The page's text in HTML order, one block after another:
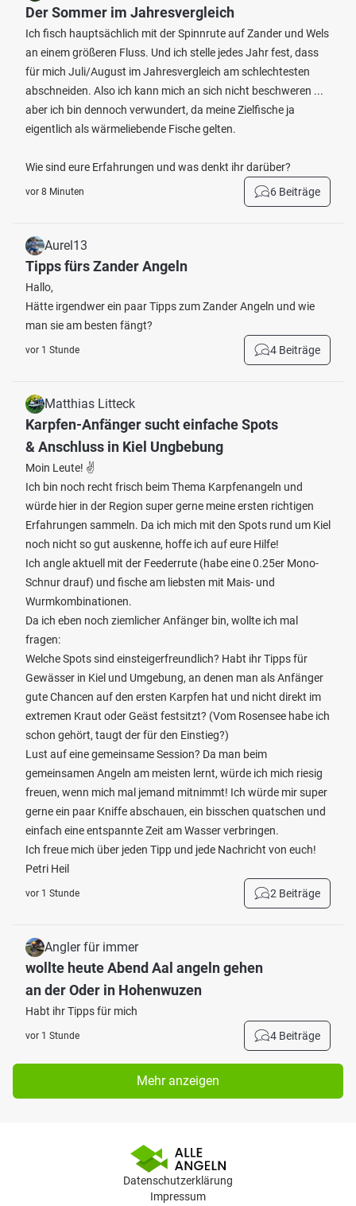
Der Sommer im Jahresvergleich
Ich fisch hauptsächlich mit der Spinnrute auf Zander und Wels
an einem größeren Fluss. Und ich stelle jedes Jahr fest, dass
für mich Juli/August im Jahresvergleich am schlechtesten
abschneiden. Also ich kann mich an sich nicht beschweren ...
aber ich bin dennoch verwundert, da meine Zielfische ja
eigentlich als wärmeliebende Fische gelten.
Wie sind eure Erfahrungen und was denkt ihr darüber?
vor 8 Minuten 6 Beiträge
Aurel13
Tipps fürs Zander Angeln
Hallo,
Hätte irgendwer ein paar Tipps zum Zander Angeln und wie
man sie am besten fängt?
vor 1 Stunde 4 Beiträge
Matthias Litteck
Karpfen-Anfänger sucht einfache Spots
& Anschluss in Kiel Ungbebung
Moin Leute! ✌️
Ich bin noch recht frisch beim Thema Karpfenangeln und
würde hier in der Region super gerne meine ersten richtigen
Erfahrungen sammeln. Da ich mich mit den Spots rund um Kiel
noch nicht so gut auskenne, hoffe ich auf eure Hilfe!
Ich angle aktuell mit der Feederrute (habe eine 0.25er Mono-
Schnur drauf) und fische am liebsten mit Mais- und
Wurmkombinationen.
Da ich eben noch ziemlicher Anfänger bin, wollte ich mal
fragen:
Welche Spots sind einsteigerfreundlich? Habt ihr Tipps für
Gewässer in Kiel und Umgebung, an denen man als Anfänger
gute Chancen auf den ersten Karpfen hat und nicht direkt im
extremen Kraut oder Geäst festsitzt? (Vom Rosensee habe ich
schon gehört, taugt der für den Einstieg?)
Lust auf eine gemeinsame Session? Da man beim
gemeinsamen Angeln am meisten lernt, würde ich mich riesig
freuen, wenn mich mal jemand mitnimmt! Ich würde mir super
gerne ein paar Kniffe abschauen, ein bisschen quatschen und
einfach eine entspannte Zeit am Wasser verbringen.
Ich freue mich über jeden Tipp und jede Nachricht von euch!
Petri Heil
vor 1 Stunde 2 Beiträge
Angler für immer
wollte heute Abend Aal angeln gehen
an der Oder in Hohenwuzen
Habt ihr Tipps für mich
vor 1 Stunde 4 Beiträge
Mehr anzeigen
Datenschutzerklärung
Impressum